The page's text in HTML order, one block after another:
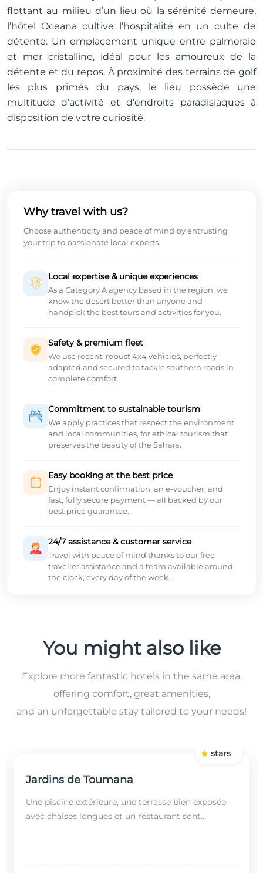
flottant au milieu d’un lieu où la sérénité demeure,
l’hôtel Oceana cultive l’hospitalité en un culte de
détente. Un emplacement unique entre palmeraie
et mer cristalline, idéal pour les amoureux de la
détente et du repos. À proximité des terrains de golf
les plus primés du pays, le lieu possède une
multitude d’activité et d’endroits paradisiaques à
disposition de votre curiosité.
Why travel with us?
Choose authenticity and peace of mind by entrusting
your trip to passionate local experts.
Local expertise & unique experiences
As a Category A agency based in the region, we
know the desert better than anyone and
handpick the best tours and activities for you.
Safety & premium fleet
We use recent, robust 4x4 vehicles, perfectly
adapted and secured to tackle southern roads in
complete comfort.
Commitment to sustainable tourism
We apply practices that respect the environment
and local communities, for ethical tourism that
preserves the beauty of the Sahara.
Easy booking at the best price
Enjoy instant confirmation, an e-voucher, and
fast, fully secure payment — all backed by our
best price guarantee.
24/7 assistance & customer service
Travel with peace of mind thanks to our free
traveller assistance and a team available around
the clock, every day of the week.
You might also like
Explore more fantastic hotels in the same area,
offering comfort, great amenities,
and an unforgettable stay tailored to your needs!
Jardins de Toumana
Une piscine extérieure, une terrasse bien exposée
avec chaises longues et un restaurant sont
stars